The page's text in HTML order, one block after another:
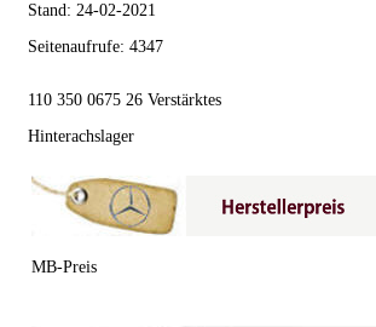
Stand: 24-02-2021
Seitenaufrufe: 4347
110 350 0675 26 Verstärktes
Hinterachslager
MB-Preis